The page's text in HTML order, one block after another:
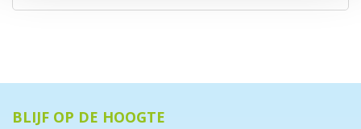
BLIJF OP DE HOOGTE